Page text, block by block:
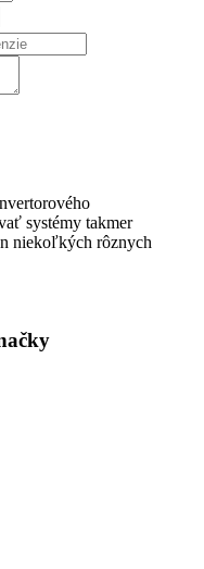
systémy takmer
niekoľkých rôznych